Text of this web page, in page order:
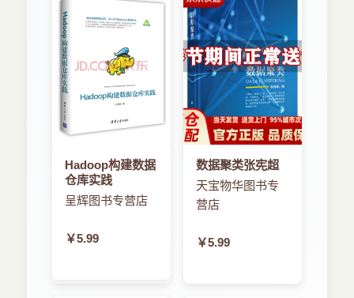
6.1.5 就像中彩票
6.1.6 收益就像过山车
6.2 App Store的商业模式
6.2.1 免费应用
6.2.2 付费应用的收益模式和价格预期
6.3 创建适应多任务世界的应用
6.3.1 理解多任务处理对大脑的影响
6.3.2 将手机当作终极多任务处理工具
6.4.1 理解典型用户对触摸屏应用的倾向
6.4.2 让初次交互充分利用“半秒窗口”
6.5 描绘实物世界
6.5.2 策划/品牌建设练习：为应用创作隐喻
域，依然有着大把大把的机会。而且，不管是那些
成功故事，还是失败悲剧，都有着值得我们学习的
地方。现在，商业模式的浪潮正在进行着新旧交替
的大转变，而在这本书中，将会为你历数其中细
节，一探究竟。
由于AppStore每天都会增加数十种、上百款全
Hadoop构建数据
仓库实践
呈辉图书专营店
￥5.99
数据聚类张宪超
天宝物华图书专
营店
￥5.99